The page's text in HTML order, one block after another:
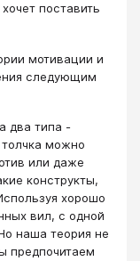
поставить
мотивации и
следующим
два типа -
толчка можно
или даже
конструкты,
хорошо
вил, с одной
наша теория не
предпочитаем